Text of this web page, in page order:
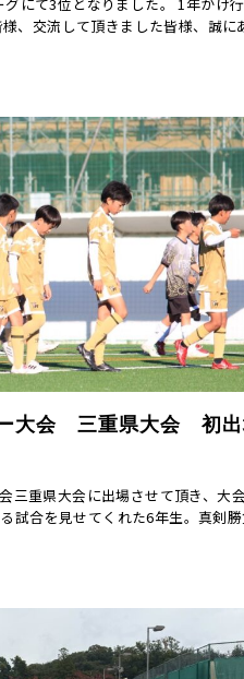
、交流して頂きました皆様、誠に
ー大会 三重県大会 初
三重県大会に出場させて頂き、大
試合を見せてくれた6年生。真剣